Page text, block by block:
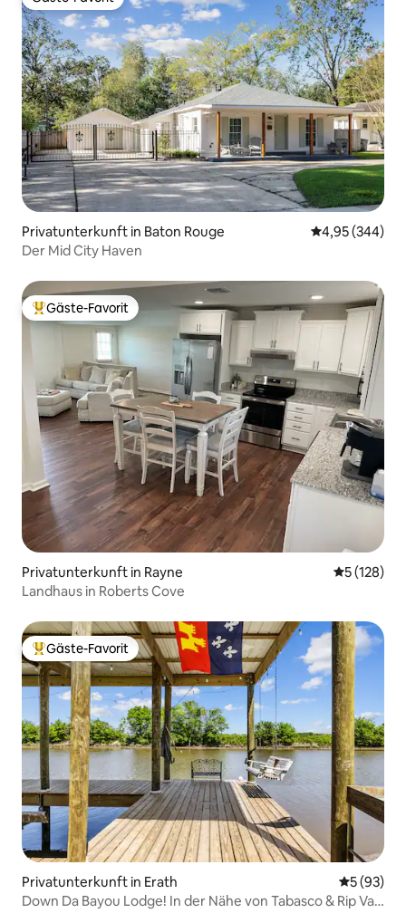
Gäste-Favorit
Privatunterkunft in Baton Rouge
4,95 (344)
Der Mid City Haven
Beliebter Gäste-Favorit.
Gäste-Favorit
Privatunterkunft in Rayne
5 (128)
Landhaus in Roberts Cove
Beliebter Gäste-Favorit.
Gäste-Favorit
Privatunterkunft in Erath
5 (93)
Down Da Bayou Lodge! In der Nähe von Tabasco & Rip Van